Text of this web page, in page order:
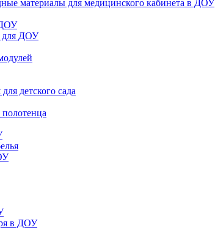
материалы для медицинского кабинета в ДОУ
для ДОУ
детского сада
в ДОУ